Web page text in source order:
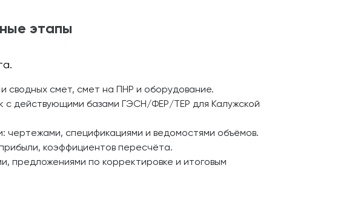
этапы
сводных смет, смет на ПНР и оборудование.
с действующими базами ГЭСН/ФЕР/ТЕР для Калужской
спецификациями и ведомостями объёмов.
коэффициентов пересчёта.
предложениями по корректировке и итоговым